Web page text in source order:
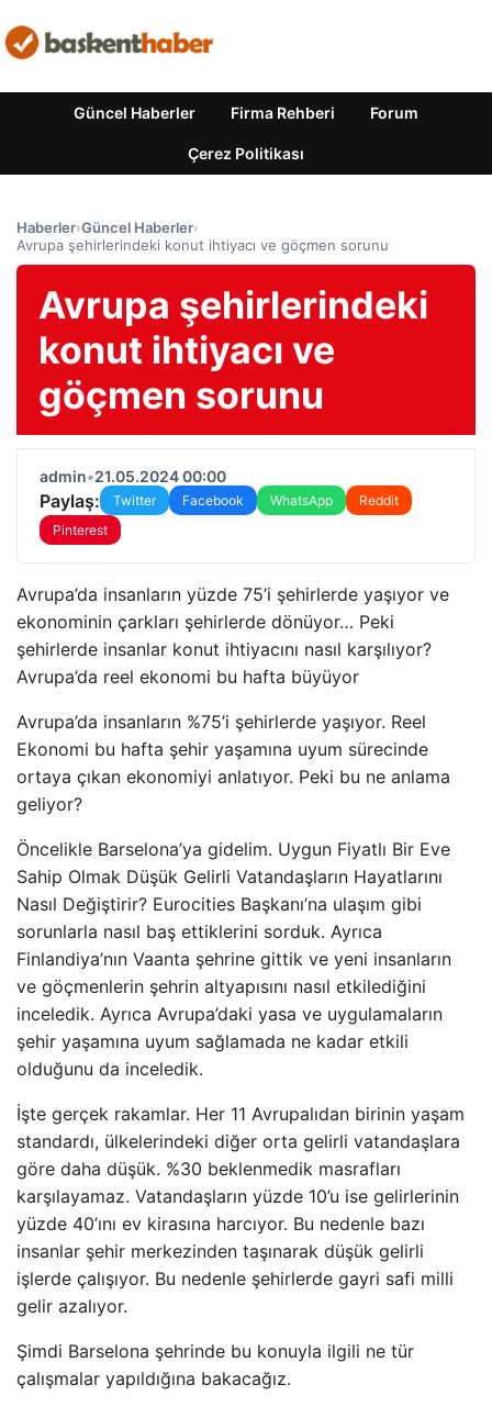
Güncel Haberler Firma Rehberi Forum
Çerez Politikası
Haberler›Güncel Haberler›
Avrupa şehirlerindeki konut ihtiyacı ve göçmen sorunu
Avrupa şehirlerindeki
konut ihtiyacı ve
göçmen sorunu
admin•21.05.2024 00:00
Paylaş: Twitter Facebook WhatsApp
Reddit
Pinterest
Avrupa’da insanların yüzde 75’i şehirlerde yaşıyor ve
ekonominin çarkları şehirlerde dönüyor… Peki
şehirlerde insanlar konut ihtiyacını nasıl karşılıyor?
Avrupa’da reel ekonomi bu hafta büyüyor
Avrupa’da insanların %75’i şehirlerde yaşıyor. Reel
Ekonomi bu hafta şehir yaşamına uyum sürecinde
ortaya çıkan ekonomiyi anlatıyor. Peki bu ne anlama
geliyor?
Öncelikle Barselona’ya gidelim. Uygun Fiyatlı Bir Eve
Sahip Olmak Düşük Gelirli Vatandaşların Hayatlarını
Nasıl Değiştirir? Eurocities Başkanı’na ulaşım gibi
sorunlarla nasıl baş ettiklerini sorduk. Ayrıca
Finlandiya’nın Vaanta şehrine gittik ve yeni insanların
ve göçmenlerin şehrin altyapısını nasıl etkilediğini
inceledik. Ayrıca Avrupa’daki yasa ve uygulamaların
şehir yaşamına uyum sağlamada ne kadar etkili
olduğunu da inceledik.
İşte gerçek rakamlar. Her 11 Avrupalıdan birinin yaşam
standardı, ülkelerindeki diğer orta gelirli vatandaşlara
göre daha düşük. %30 beklenmedik masrafları
karşılayamaz. Vatandaşların yüzde 10’u ise gelirlerinin
yüzde 40’ını ev kirasına harcıyor. Bu nedenle bazı
insanlar şehir merkezinden taşınarak düşük gelirli
işlerde çalışıyor. Bu nedenle şehirlerde gayri safi milli
gelir azalıyor.
Şimdi Barselona şehrinde bu konuyla ilgili ne tür
çalışmalar yapıldığına bakacağız.